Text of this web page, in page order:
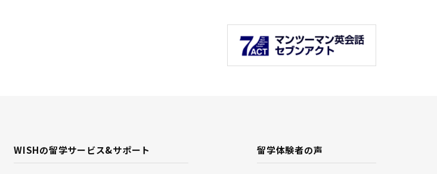
WISHの留学サービス&サポート 留学体験者の声